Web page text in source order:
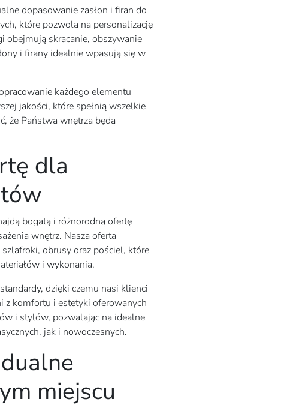
dopasowanie zasłon i firan do
które pozwolą na personalizację
obejmują skracanie, obszywanie
i firany idealnie wpasują się w
każdego elementu
jakości, które spełnią wszelkie
że Państwa wnętrza będą
dla
bogatą i różnorodną ofertę
wnętrz. Nasza oferta
obrusy oraz pościel, które
i wykonania.
dzięki czemu nasi klienci
z komfortu i estetyki oferowanych
i stylów, pozwalając na idealne
jak i nowoczesnych.
miejscu